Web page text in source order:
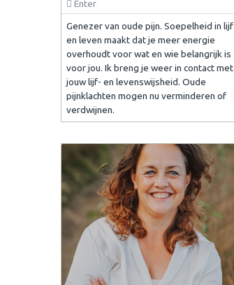
Enter
Genezer van oude pijn. Soepelheid in lijf
en leven maakt dat je meer energie
overhoudt voor wat en wie belangrijk is
voor jou. Ik breng je weer in contact met
jouw lijf- en levenswijsheid. Oude
pijnklachten mogen nu verminderen of
verdwijnen.